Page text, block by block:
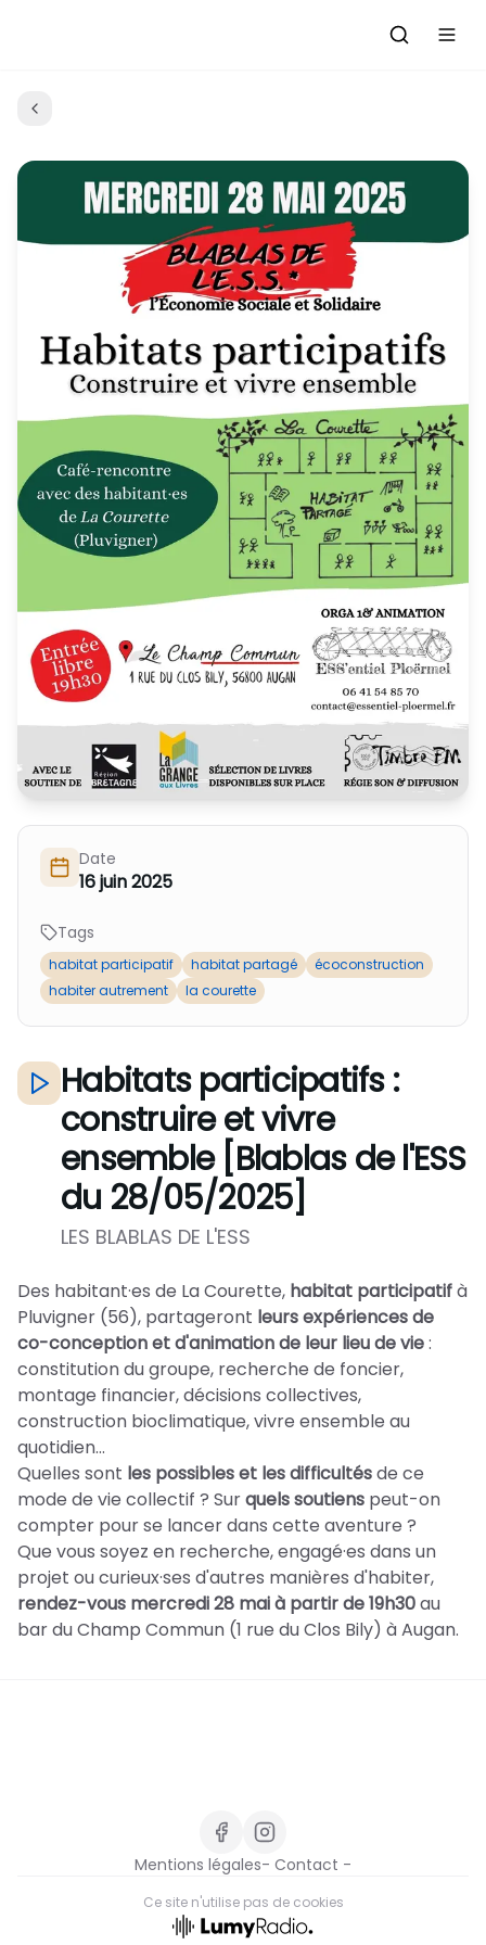
Actualités
Evénements à venir
Grille des Programmes
C'était quoi ce morceau?
L'Association
L'équipe et les bénévoles
Nous rejoindre : Participer
Les Ateliers Radio
Les créations des Ateliers
Nous Soutenir / Adhérer
J'adhère
Exprime ton soutien
Nous Contacter
La newsletter
Date
16 juin 2025
Tags
habitat participatif habitat partagé
écoconstruction
habiter autrement
la courette
Habitats participatifs :
construire et vivre
ensemble [Blablas de l'ESS
du 28/05/2025]
LES BLABLAS DE L'ESS
Des habitant·es de La Courette, habitat participatifà
Pluvigner (56), partageront leurs expériences de
co-conception et d'animation de leur lieu de vie:
constitution du groupe, recherche de foncier,
montage financier, décisions collectives,
construction bioclimatique, vivre ensemble au
quotidien...
Quelles sont les possibles et les difficultésde ce
mode de vie collectif ? Surquels soutiens peut-on
compter pour se lancer dans cette aventure ?
Que vous soyez en recherche, engagé·es dans un
projet ou curieux·ses d'autres manières d'habiter,
rendez-vous mercredi 28 mai à partir de 19h30au
bar du Champ Commun (1 rue du Clos Bily) à Augan.
Mentions légales- Contact -
Ce site n'utilise pas de cookies